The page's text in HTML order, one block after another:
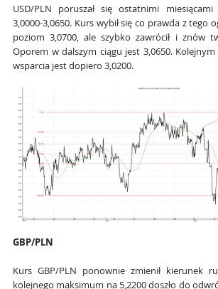
USD/PLN poruszał się ostatnimi
3,0000-3,0650. Kurs wybił się co prawda z tego
poziom 3,0700, ale szybko zawrócił i znów
Oporem w dalszym ciągu jest 3,0650.
wsparcia jest dopiero 3,0200.
GBP/PLN
Kurs GBP/PLN ponownie zmienił kierunek
kolejnego maksimum na 5,2200 doszło do